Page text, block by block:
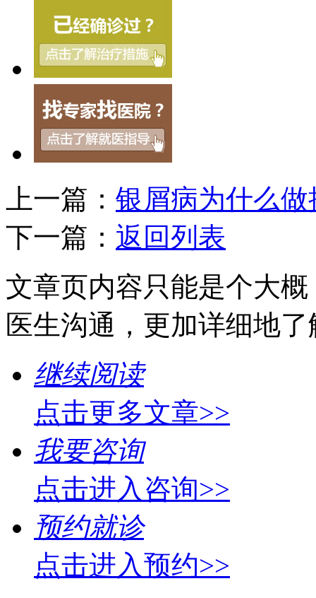
上一篇： 银屑病为什么
下一篇： 返回列表
文章页内容只能是个大
医生沟通，更加详细地
继续阅读
点击更多文章>>
我要咨询
点击进入咨询>>
预约就诊
点击进入预约>>